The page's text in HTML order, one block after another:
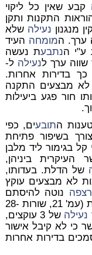
קבע שאין כל ליקוי
התקנות ותקן
מנגנון נעילה שלא
מומחה העיד
ע"י הנתבעת נעשה
שווה ערך לנעילה ל-
כך בדירות אחרות.
לא מבצעים התקנה
חור פגע ביעילות
התובעים, כפי
בשיפור פתיחת
קל בגימור ליד מלבן
ביניהן,
של הדלת. בעדותו,
לא מבצעים עוקץ
רצפה נוטה להיסתם
מאבק ולכלוך ולכן מקשה על נעילת הדלת (עמ' 21, שורות 28-
נעילה
של 3 עוקצים,
כי לא קיבל אישור
בדירות אחרות